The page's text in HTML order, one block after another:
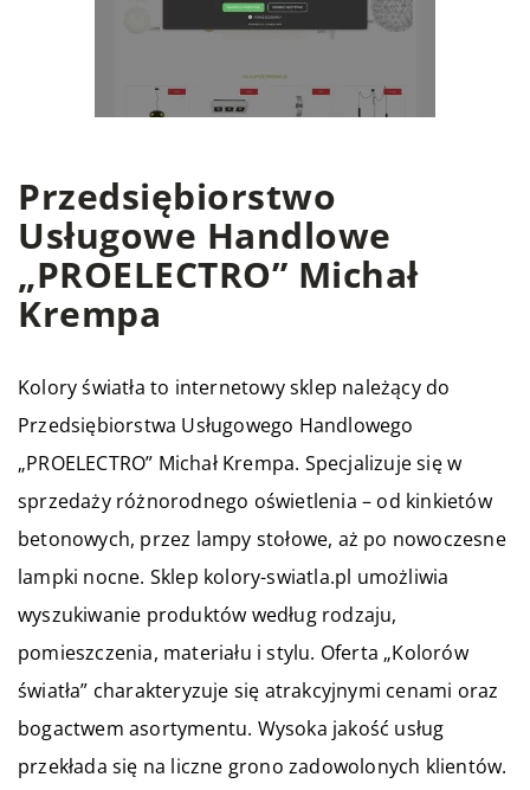
Przedsiębiorstwo
Usługowe Handlowe
„PROELECTRO” Michał
Krempa
Kolory światła to internetowy sklep należący do
Przedsiębiorstwa Usługowego Handlowego
„PROELECTRO” Michał Krempa. Specjalizuje się w
sprzedaży różnorodnego oświetlenia – od kinkietów
betonowych, przez lampy stołowe, aż po nowoczesne
lampki nocne. Sklep kolory-swiatla.pl umożliwia
wyszukiwanie produktów według rodzaju,
pomieszczenia, materiału i stylu. Oferta „Kolorów
światła” charakteryzuje się atrakcyjnymi cenami oraz
bogactwem asortymentu. Wysoka jakość usług
przekłada się na liczne grono zadowolonych klientów.